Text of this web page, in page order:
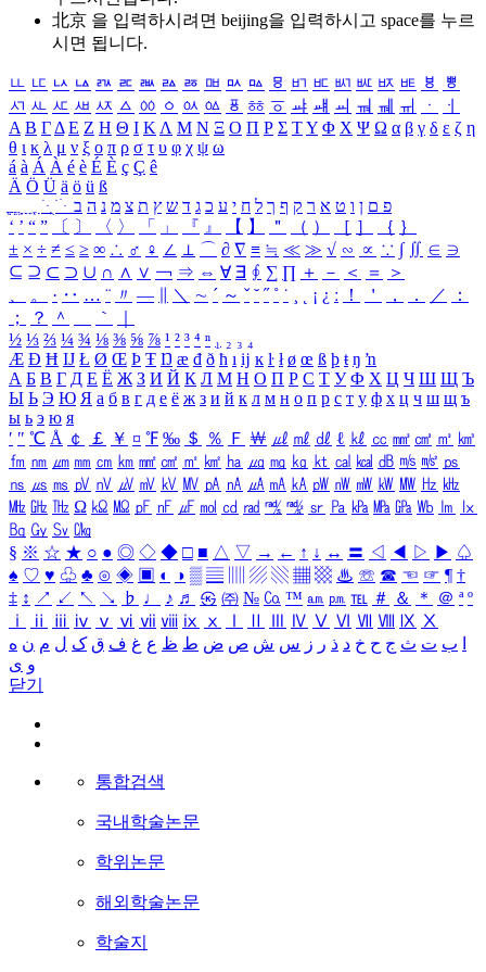
北京 을 입력하시려면 beijing을 입력하시고 space를 누르
시면 됩니다.
ㅥ ㅦ ㅧ ㅨ ㅩ ㅪ ㅫ ㅬ ㅭ ㅮ ㅯ ㅰ ㅱ ㅲ ㅳ ㅴ ㅵ ㅶ ㅷ ㅸ
ㅹ
ㅺ ㅻ ㅼ ㅽ ㅾ ㅿ ㆀ ㆁ ㆂ ㆃ ㆄ ㆅ ㆆ ㆇ ㆈ ㆉ ㆊ ㆋ ㆌ ㆍ
ㆎ
Α Β ΓΔ Ε Ζ Η Θ Ι ΚΛ Μ Ν Ξ Ο Π Ρ Σ ΤΥ Φ Χ Ψ Ω α β γ δ ε ζ η
θ ι κ λ μ ν ξ ο π ρ σ τ υ φ χ ψ ω
á à Á À é è É È ç Ç ê
Ä Ö Ü ä ö ü ß
ִֶֹ ֻּ ׁׂ פ ם ן ו ט א ר ק ף ך ל ח י ע כ ג ד ש ץ ת צ מ נ ה ב
‘ ’ “ ” 〔 〕 〈 〉 「 」 『 』 【 】 ＂ （ ） ［ ］ ｛ ｝
± × ÷ ≠ ≤ ≥ ∞ ∴ ♂ ♀ ∠ ⊥ ⌒ ∂ ∇ ≡ ≒ ≪ ≫ √ ∽ ∝ ∵ ∫ ∬ ∈ ∋
⊆ ⊇ ⊂ ⊃ ∪ ∩ ∧ ∨ ￢ ⇒ ⇔ ∀ ∃ ∮ ∑ ∏ ＋ － ＜ ＝
＞
、
。 · ‥ … ¨ 〃 ― ＼ ∼ ´ ～ ˇ ˘ ˝ ˚ ˙ ¸ ¡ ¿ ː ！ ＇ ， ． ／
：
；
？ ＾ ｀
½ ⅓ ⅔ ¼ ¾ ⅛ ⅜ ⅝ ⅞ ¹ ² ³ ⁴ ⁿ ₁ ₂ ₃ ₄
Æ Ð Ħ Ĳ Ł Ø Œ Þ Ŧ Ŋ æ đ ð ħ ı ĳ ĸ ŀ ł ø œ ß þ ŧ ŋ ŉ
А Б В Г Д Е Ё Ж З И Й К Л М Н О П Р С Т У Ф Х Ц Ч Ш Щ Ъ
Ы Ь Э Ю Я а б в г д е ё ж з и й к л м н о п р с т у ф х ц ч ш щ ъ
ы ь э ю я
′ ″ ℃ Å ￠ ￡ ￥ ¤ ℉ ‰ ＄ ％ Ｆ ￦ ㎕ ㎖ ㎗ ℓ ㎘ ㏄ ㎣ ㎤ ㎥ ㎦
㎙ ㎚ ㎛ ㎜ ㎝ ㎞ ㎟ ㎠ ㎡ ㎢ ㏊ ㎍ ㎎ ㎏ ㏏ ㎈ ㎉ ㏈ ㎧ ㎨ ㎰
㎱ ㎲ ㎳ ㎴ ㎵ ㎶ ㎷ ㎸ ㎹ ㎀ ㎁ ㎂ ㎃ ㎄ ㎺ ㎻ ㎽ ㎾ ㎿ ㎐ ㎑
㎒ ㎓ ㎔ Ω ㏀ ㏁ ㎊ ㎋ ㎌ ㏖ ㏅ ㎭ ㎮ ㎯ ㏛ ㎩ ㎪ ㎫ ㎬ ㏝ ㏐
㏓
㏃ ㏉ ㏜ ㏆
§ ※ ☆ ★ ○ ● ◎ ◇ ◆ □ ■ △ ▽ → ← ↑ ↓ ↔ 〓 ◁ ◀ ▷ ▶ ♤
♠ ♡ ♥ ♧ ♣ ⊙ ◈ ▣ ◐ ◑ ▒ ▤ ▨ ▧ ▦ ▩ ♨ ☏ ☎ ☜ ☞ ¶ †
‡ ↕ ↗ ↙ ↖ ↘ ♭ ♩ ♪ ♬ ㉿ ㈜ № ㏇ ™ ㏂ ㏘ ℡ ＃ ＆ ＊ ＠ ª º
ⅰ
ⅱ ⅲ ⅳ ⅴ ⅵ ⅶ ⅷ ⅸ ⅹ Ⅳ Ⅴ Ⅵ Ⅶ Ⅷ Ⅸ Ⅹ
ب ت ث ج ح خ د ذ ر ز س ش ص ض ط ظ ع غ ف ق ک ل م ن ه
و ی
닫기
통합검색
국내학술논문
학위논문
해외학술논문
학술지